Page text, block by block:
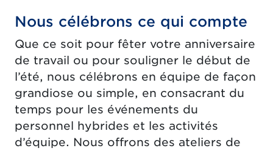
Nous célébrons ce qui compte
Que ce soit pour fêter votre anniversaire
de travail ou pour souligner le début de
l’été, nous célébrons en équipe de façon
grandiose ou simple, en consacrant du
temps pour les événements du
personnel hybrides et les activités
d’équipe. Nous offrons des ateliers de